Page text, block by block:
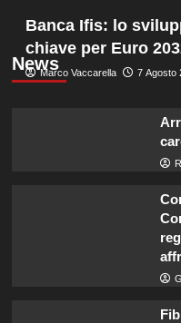
News
Banca Ifis: lo
chiave per Euro
Marco Vaccarella 7 Agosto